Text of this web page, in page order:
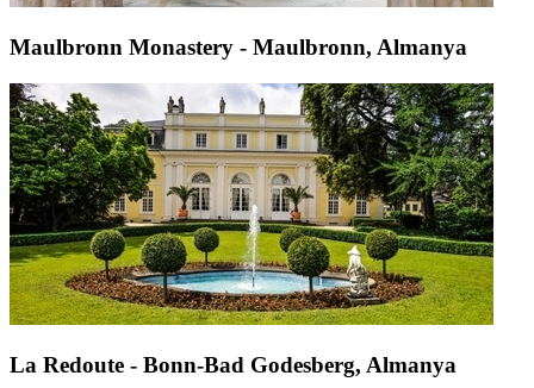
Maulbronn Monastery - Maulbronn, Almanya
La Redoute - Bonn-Bad Godesberg, Almanya